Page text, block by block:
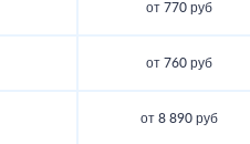
от 770 руб
от 760 руб
от 8 890 руб